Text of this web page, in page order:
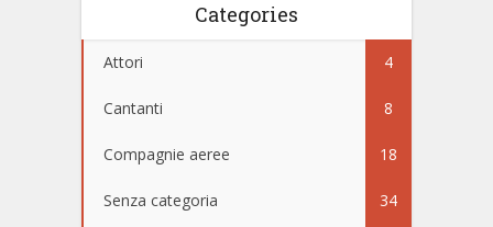
Categories
Attori 4
Cantanti 8
Compagnie aeree 18
Senza categoria 34